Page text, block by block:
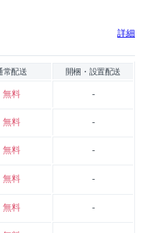
詳細
常配送 開梱・設置配送
無料 -
無料 -
無料 -
無料 -
無料 -